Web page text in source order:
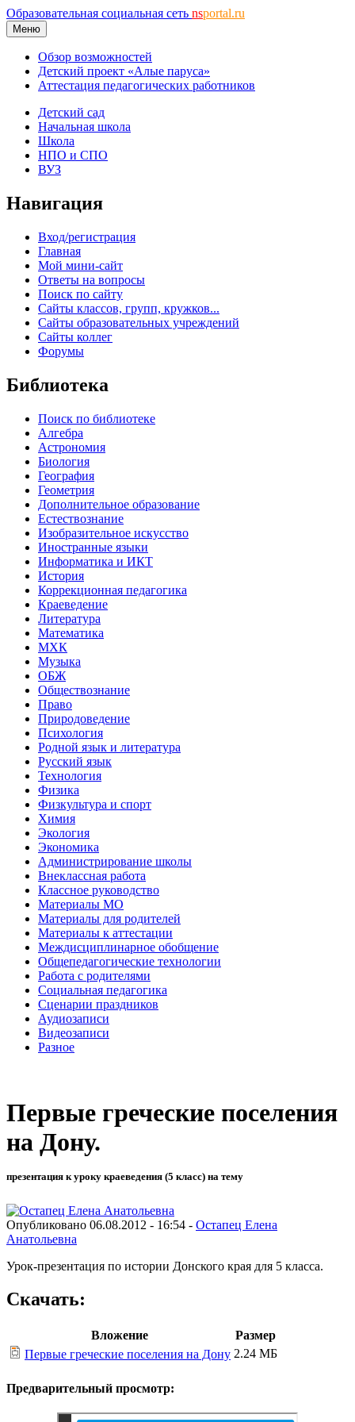
Образовательная социальная сеть nsportal.ru
Меню
Обзор возможностей
Детский проект «Алые паруса»
Аттестация педагогических работников
Детский сад
Начальная школа
Школа
НПО и СПО
ВУЗ
Навигация
Вход/регистрация
Главная
Мой мини-сайт
Ответы на вопросы
Поиск по сайту
Сайты классов, групп, кружков...
Сайты образовательных учреждений
Сайты коллег
Форумы
Библиотека
Поиск по библиотеке
Алгебра
Астрономия
Биология
География
Геометрия
Дополнительное образование
Естествознание
Изобразительное искусство
Иностранные языки
Информатика и ИКТ
История
Коррекционная педагогика
Краеведение
Литература
Математика
МХК
Музыка
ОБЖ
Обществознание
Право
Природоведение
Психология
Родной язык и литература
Русский язык
Технология
Физика
Физкультура и спорт
Химия
Экология
Экономика
Администрирование школы
Внеклассная работа
Классное руководство
Материалы МО
Материалы для родителей
Материалы к аттестации
Междисциплинарное обобщение
Общепедагогические технологии
Работа с родителями
Социальная педагогика
Сценарии праздников
Аудиозаписи
Видеозаписи
Разное
Первые греческие поселения
на Дону.
презентация к уроку краеведения (5 класс) на тему
Опубликовано 06.08.2012 - 16:54 - Остапец Елена
Анатольевна
Урок-презентация по истории Донского края для 5 класса.
Скачать:
Вложение
Размер
Первые греческие поселения на Дону 2.24 МБ
Предварительный просмотр: